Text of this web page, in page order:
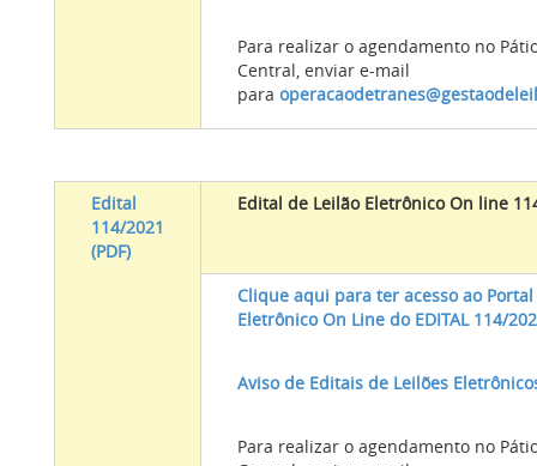
Para realizar o agendamento no
Central, enviar e-mail
para
Edital
114/2021
(PDF)
Edital de Leilão Eletrônico On line
Clique aqui para ter acesso ao
Eletrônico On Line do EDITAL 114/
Aviso de Editais de Leilões
Para realizar o agendamento no